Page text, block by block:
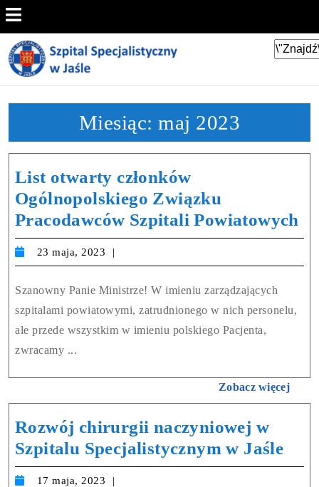
Miesiąc:maj 2023
List otwarty członków
Ogólnopolskiego Związku
Pracodawców Szpitali Powiatowych
23 maja, 2023
Szanowny Panie Ministrze! W imieniu zarządzających
szpitalami powiatowymi, zatrudnionego w nich personelu,
ale przede wszystkim w imieniu polskiego Pacjenta,
zwracamy ...
Zobacz więcej
Rozwój chirurgii naczyniowej w
Szpitalu Specjalistycznym w Jaśle
17 maja, 2023